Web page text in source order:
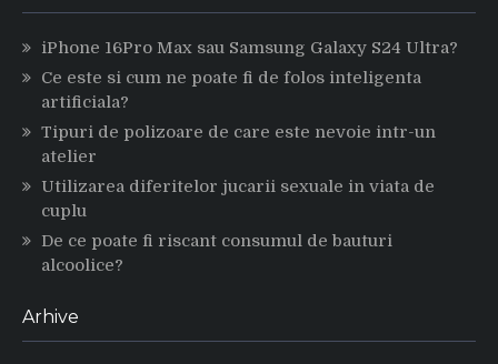
iPhone 16Pro Max sau Samsung Galaxy S24 Ultra?
Ce este si cum ne poate fi de folos inteligenta
artificiala?
Tipuri de polizoare de care este nevoie intr-un
atelier
Utilizarea diferitelor jucarii sexuale in viata de
cuplu
De ce poate fi riscant consumul de bauturi
alcoolice?
Arhive